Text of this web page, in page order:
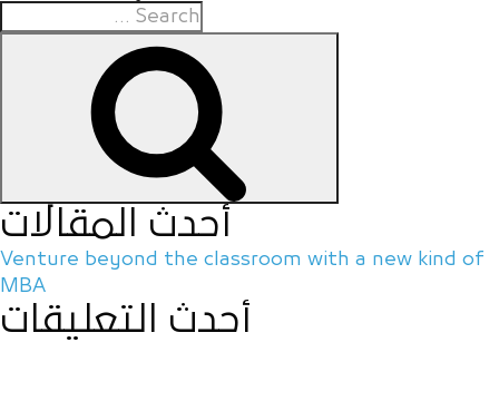
أحدث المقالات
Venture beyond the classroom with a new kind of
MBA
أحدث التعليقات